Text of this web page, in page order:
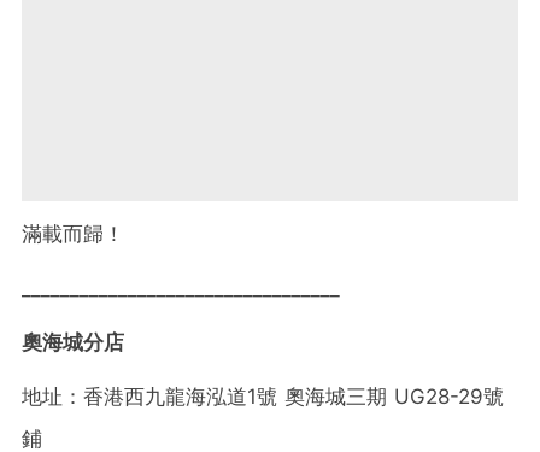
滿載而歸！
奧海城分店
地址：香港西九龍海泓道1號 奧海城三期 UG28-29號
鋪